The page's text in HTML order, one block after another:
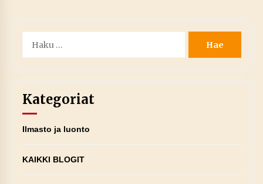
Kategoriat
Ilmasto ja luonto
KAIKKI BLOGIT